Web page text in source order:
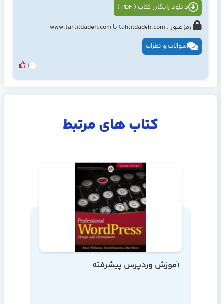
دانلود رایگان کتاب ( PDF )
رمز عبور : tahlildadeh.com یا www.tahlildadeh.com
سوالات و نظرات
1
کتاب های مرتبط
آموزش وردپرس پیشرفته